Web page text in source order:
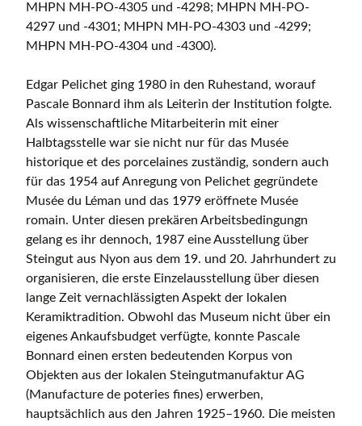
MHPN MH-PO-4305 und -4298; MHPN MH-PO-
4297 und -4301; MHPN MH-PO-4303 und -4299;
MHPN MH-PO-4304 und -4300).
Edgar Pelichet ging 1980 in den Ruhestand, worauf
Pascale Bonnard ihm als Leiterin der Institution folgte.
Als wissenschaftliche Mitarbeiterin mit einer
Halbtagsstelle war sie nicht nur für das Musée
historique et des porcelaines zuständig, sondern auch
für das 1954 auf Anregung von Pelichet gegründete
Musée du Léman und das 1979 eröffnete Musée
romain. Unter diesen prekären Arbeitsbedingungn
gelang es ihr dennoch, 1987 eine Ausstellung über
Steingut aus Nyon aus dem 19. und 20. Jahrhundert zu
organisieren, die erste Einzelausstellung über diesen
lange Zeit vernachlässigten Aspekt der lokalen
Keramiktradition. Obwohl das Museum nicht über ein
eigenes Ankaufsbudget verfügte, konnte Pascale
Bonnard einen ersten bedeutenden Korpus von
Objekten aus der lokalen Steingutmanufaktur AG
(Manufacture de poteries fines) erwerben,
hauptsächlich aus den Jahren 1925–1960. Die meisten